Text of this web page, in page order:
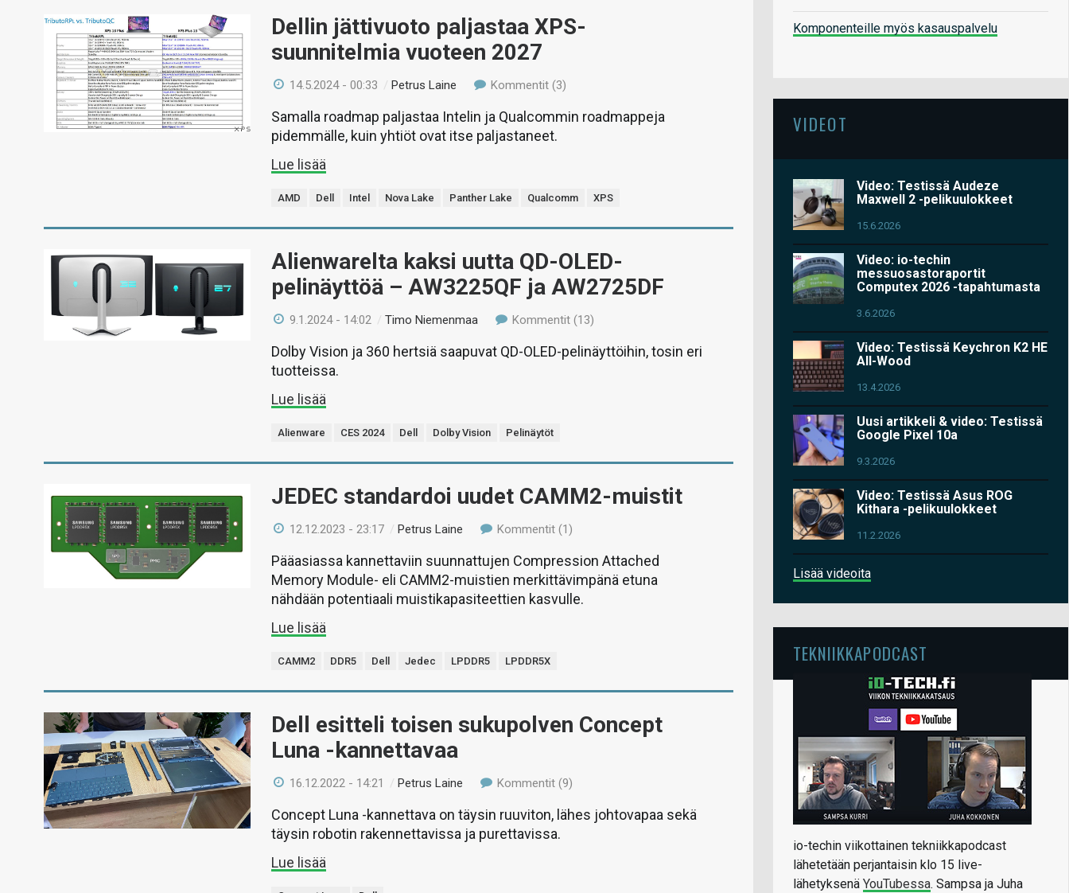
Dellin jättivuoto paljastaa XPS-
suunnitelmia vuoteen 2027
14.5.2024 - 00:33 /Petrus Laine Kommentit (3)
Samalla roadmap paljastaa Intelin ja Qualcommin roadmappeja
pidemmälle, kuin yhtiöt ovat itse paljastaneet.
Lue lisää
AMD Dell Intel Nova Lake Panther Lake Qualcomm XPS
Alienwarelta kaksi uutta QD-OLED-
pelinäyttöä – AW3225QF ja AW2725DF
9.1.2024 - 14:02 /Timo Niemenmaa Kommentit (13)
Dolby Vision ja 360 hertsiä saapuvat QD-OLED-pelinäyttöihin, tosin eri
tuotteissa.
Lue lisää
Alienware CES 2024 Dell Dolby Vision Pelinäytöt
JEDEC standardoi uudet CAMM2-muistit
12.12.2023 - 23:17 /Petrus Laine Kommentit (1)
Pääasiassa kannettaviin suunnattujen Compression Attached
Memory Module- eli CAMM2-muistien merkittävimpänä etuna
nähdään potentiaali muistikapasiteettien kasvulle.
Lue lisää
CAMM2 DDR5 Dell Jedec LPDDR5 LPDDR5X
Dell esitteli toisen sukupolven Concept
Luna -kannettavaa
16.12.2022 - 14:21 /Petrus Laine Kommentit (9)
Concept Luna -kannettava on täysin ruuviton, lähes johtovapaa sekä
täysin robotin rakennettavissa ja purettavissa.
Lue lisää
Komponenteille myös kasauspalvelu
VIDEOT
Video: Testissä Audeze
Maxwell 2 -pelikuulokkeet
15.6.2026
Video: io-techin
messuosastoraportit
Computex 2026 -tapahtumasta
3.6.2026
Video: Testissä Keychron K2 HE
All-Wood
13.4.2026
Uusi artikkeli & video: Testissä
Google Pixel 10a
9.3.2026
Video: Testissä Asus ROG
Kithara -pelikuulokkeet
11.2.2026
Lisää videoita
TEKNIIKKAPODCAST
io-techin viikottainen tekniikkapodcast
lähetetään perjantaisin klo 15 live-
lähetyksenä YouTubessa. Sampsa ja Juha